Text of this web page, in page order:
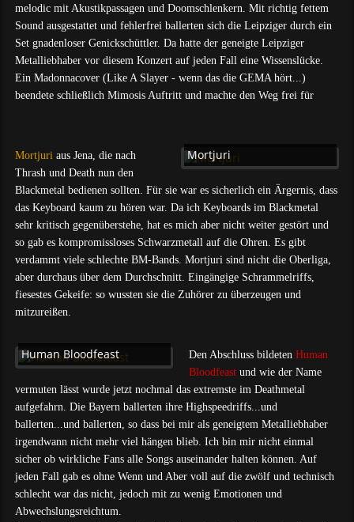
melodic mit Akustikpassagen und Doomschlenkern. Mit richtig fettem
Sound ausgestattet und fehlerfrei ballerten sich die Leipziger durch ein
Set gnadenloser Genickschüttler. Da hatte der geneigte Leipziger
Metalliebhaber vor diesem Konzert auf jeden Fall eine Wissenslücke.
Ein Madonnacover (Like A Slayer - wenn das die GEMA hört...)
beendete schließlich Mimosis Auftritt und machte den Weg frei für
Mortjuri
Mortjuri aus Jena, die nach
Thrash und Death nun den
Blackmetal bedienen sollten. Für sie war es sicherlich ein Ärgernis, dass
das Keyboard kaum zu hören war. Da ich Keyboards im Blackmetal
sehr kritisch gegenüberstehe, hat es mich aber nicht weiter gestört und
so gab es kompromissloses Schwarzmetall auf die Ohren. Es gibt
verdammt viele schlechte BM-Bands. Mortjuri sind nicht die Oberliga,
aber durchaus über dem Durchschnitt. Eingängige Schrammelriffs,
fiesestes Gekeife: so wussten sie die Zuhörer zu überzeugen und
mitzureißen.
Human Bloodfeast Den Abschluss bildeten Human
Bloodfeast und wie der Name
vermuten lässt wurde jetzt nochmal das extremste im Deathmetal
aufgefahrn. Die Bayern ballerten ihre Highspeedriffs...und
ballerten...und ballerten, so dass bei mir als geneigtem Metalliebhaber
irgendwann nicht mehr viel hängen blieb. Ich bin mir nicht einmal
sicher ob wirkliche Fans alle Songs auseinander halten können. Auf
jeden Fall gab es ohne Wenn und Aber voll auf die zwölf und technisch
schlecht war das nicht, jedoch mit zu wenig Emotionen und
Abwechslungsreichtum.